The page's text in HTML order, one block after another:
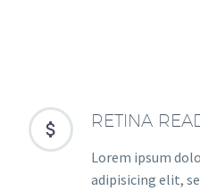

 RETINA
Lorem ipsum
adipisicing elit,